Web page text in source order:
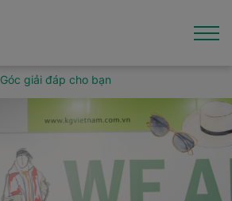
Góc giải đáp cho bạn